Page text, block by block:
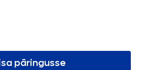
päringusse